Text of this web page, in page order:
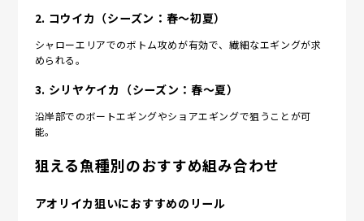
2. コウイカ（シーズン：春〜初夏）
シャローエリアでのボトム攻めが有効で、繊細なエギングが求
められる。
3. シリヤケイカ（シーズン：春〜夏）
沿岸部でのボートエギングやショアエギングで狙うことが可
能。
狙える魚種別のおすすめ組み合わせ
アオリイカ狙いにおすすめのリール